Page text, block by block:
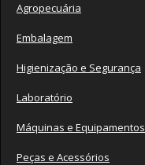
Agropecuária
Embalagem
Higienização e Segurança
Laboratório
Máquinas e Equipamentos
Peças e Acessórios
Notícias